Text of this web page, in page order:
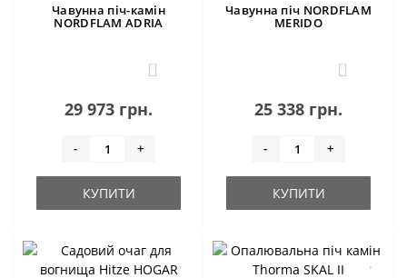
Чавунна піч-камін
NORDFLAM ADRIA
0
29 973 грн.
- +
КУПИТИ
Чавунна піч NORDFLAM
MERIDO
0
25 338 грн.
- +
КУПИТИ